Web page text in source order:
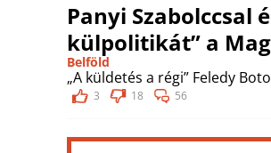
Panyi Szabolccsal
külpolitikát” a
Belföld
„A küldetés a régi” Feledy
3 18 56